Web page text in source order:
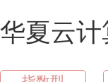
华夏云